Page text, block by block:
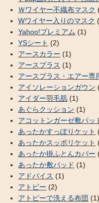
Ｗワイヤー不織布マスク
Wワイヤー入りのマスク
Yahoo!プレミアム (1)
YSシート (2)
アースカラー (1)
アースプラス (1)
アースプラス・エアー専
アイソレーションガウン
アイダー羽毛肌 (1)
あぐらクッション (1)
アコットンガーゼ敷パッ
あったかすっぽりケット
あったかスッポリケット
あったか掛ふとんカバー
あったか敷パッド (1)
アドバイス (1)
アトピー (2)
アトピーで洗える布団 (1)